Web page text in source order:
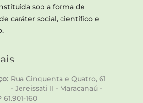
sob a forma de
caráter social, científico e
Rua Cinquenta e Quatro, 61
- Jereissati II - Maracanaú -
61.901-160